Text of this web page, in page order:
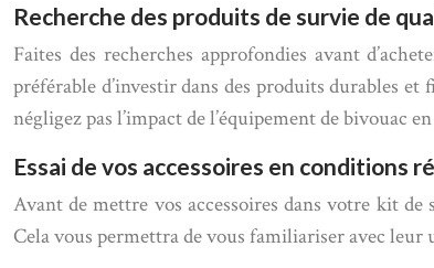
Recherche des produits de survie de
Faites des recherches approfondies avant
préférable d’investir dans des produits durables et
négligez pas l’impact de l’équipement de bivouac
Essai de vos accessoires en conditions
Avant de mettre vos accessoires dans votre kit
Cela vous permettra de vous familiariser avec leur